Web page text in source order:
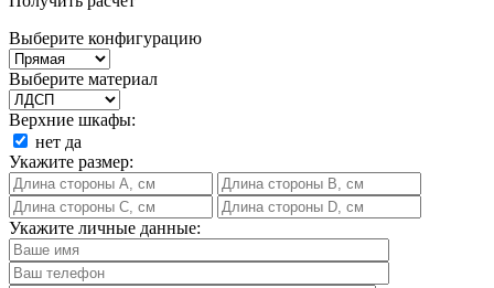
Выберите конфигурацию
Выберите материал
Верхние шкафы:
нет да
Укажите размер:
Укажите личные данные: